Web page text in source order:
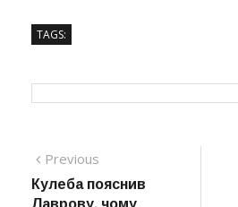
TAGS:
Навігація
записів
Previous
post:
Кулеба пояснив